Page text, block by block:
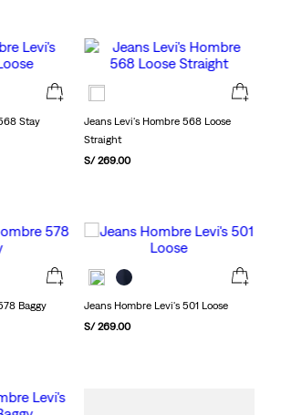
Stay
Jeans Levi's Hombre 568 Loose
Straight
S/ 269.00
Baggy
Jeans Hombre Levi's 501 Loose
S/ 269.00